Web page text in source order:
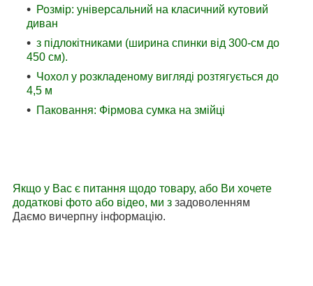
Розмір: універсальний на класичний кутовий
диван
з підлокітниками (ширина спинки від 300-см до
450 см).
Чохол у розкладеному вигляді розтягується до
4,5 м
Паковання: Фірмова сумка на змійці
Якщо у Вас є питання щодо товару, або Ви хочете
додаткові фото або відео, ми з задоволенням
Даємо вичерпну інформацію.